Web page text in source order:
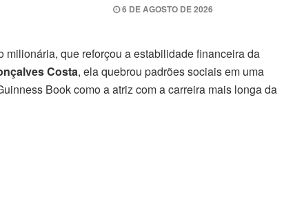
6 DE AGOSTO DE 2026
que reforçou a estabilidade financeira da
Costa, ela quebrou padrões sociais em uma
Book como a atriz com a carreira mais longa da